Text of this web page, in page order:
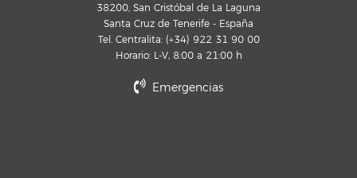
38200, San Cristóbal de La Laguna
Santa Cruz de Tenerife - España
Tel. Centralita: (+34) 922 31 90 00
Horario: L-V, 8:00 a 21:00 h
Emergencias